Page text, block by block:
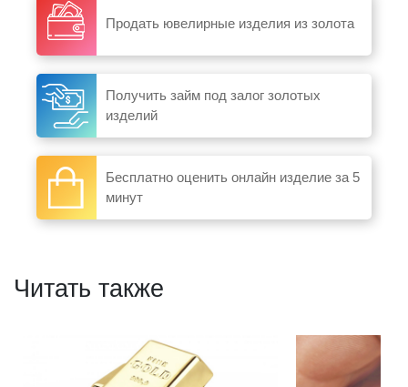
Продать ювелирные изделия из золота
Получить займ под залог золотых
изделий
Бесплатно оценить онлайн изделие за 5
минут
Читать также